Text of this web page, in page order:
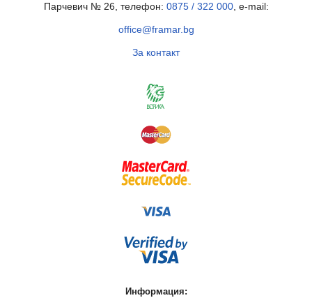
Парчевич № 26, телефон: 0875 / 322 000, e-mail:
office@framar.bg
За контакт
Информация: